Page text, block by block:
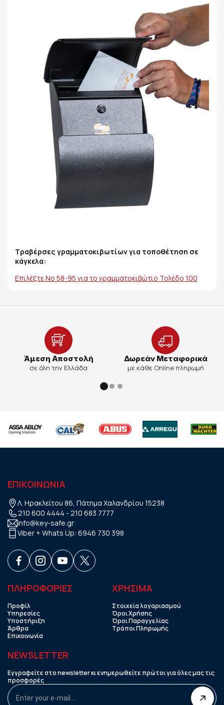
Τραβέρσες γραμματοκιβωτίων για τοποθέτηση σε
κάγκελα:
Επιλέξτε Νο 58-95 για το γραμματοκιβώτιο Τολέδο 100
Άμεση Αποστολή
σε όλη την Ελλάδα
Δωρεάν Μεταφορικά
με κάθε Online πληρωμή
ΕΠΙΚΟΙΝΩΝΙΑ
Λ. Ηρακλείτου 86, Πάτημα Χαλανδρίου 15238
210 600 4444 - 210 683 7777
info@key-safe.gr
Viber + Whats Up: 6946 730 398
ΠΛΗΡΟΦΟΡΙΕΣ
Προφίλ
Υπηρεσίες
Υποστήριξη
Άρθρα
Επικοινωνία
ΧΡHΣΙΜΑ
Στοιχεία λογαριασμού
Όροι Χρήσης
Όροι Παραγγελίας
Τρόποι Πληρωμής
NEWSLETTER
Εγγραφείτε στο newsletter κι ενημερωθείτε πρώτοι για όλες μας τις
προσφορές